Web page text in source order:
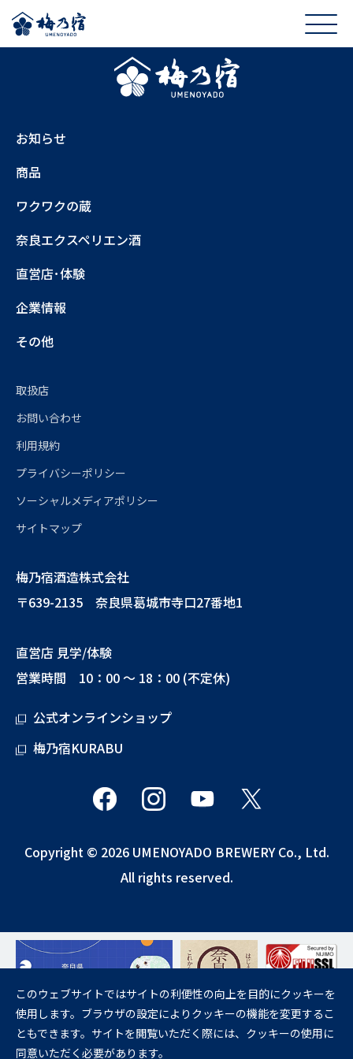
お知らせ
商品
ワクワクの蔵
奈良エクスペリエン酒
直営店･体験
企業情報
その他
取扱店
お問い合わせ
利用規約
プライバシーポリシー
ソーシャルメディアポリシー
サイトマップ
梅乃宿酒造株式会社
〒639-2135 奈良県葛城市寺口27番地1
直営店 見学/体験
営業時間 10：00 ～ 18：00 (不定休)
公式オンラインショップ
梅乃宿KURABU
Copyright © 2026 UMENOYADO BREWERY Co., Ltd.
All rights reserved.
飲酒は20歳になってから。
妊娠中や授乳期の飲酒は、胎児・乳児の発育に悪影響を与えるおそれが
あります。
このウェブサイトではサイトの利便性の向上を目的にクッキーを
使用します。ブラウザの設定によりクッキーの機能を変更するこ
ともできます。サイトを閲覧いただく際には、クッキーの使用に
同意いただく必要があります。